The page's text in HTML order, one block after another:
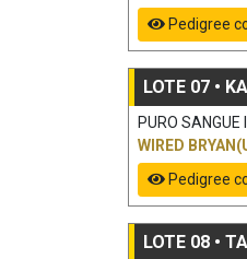
Pedigree
LOTE 07 •
PURO
WIRED
Pedigree
LOTE 08 •